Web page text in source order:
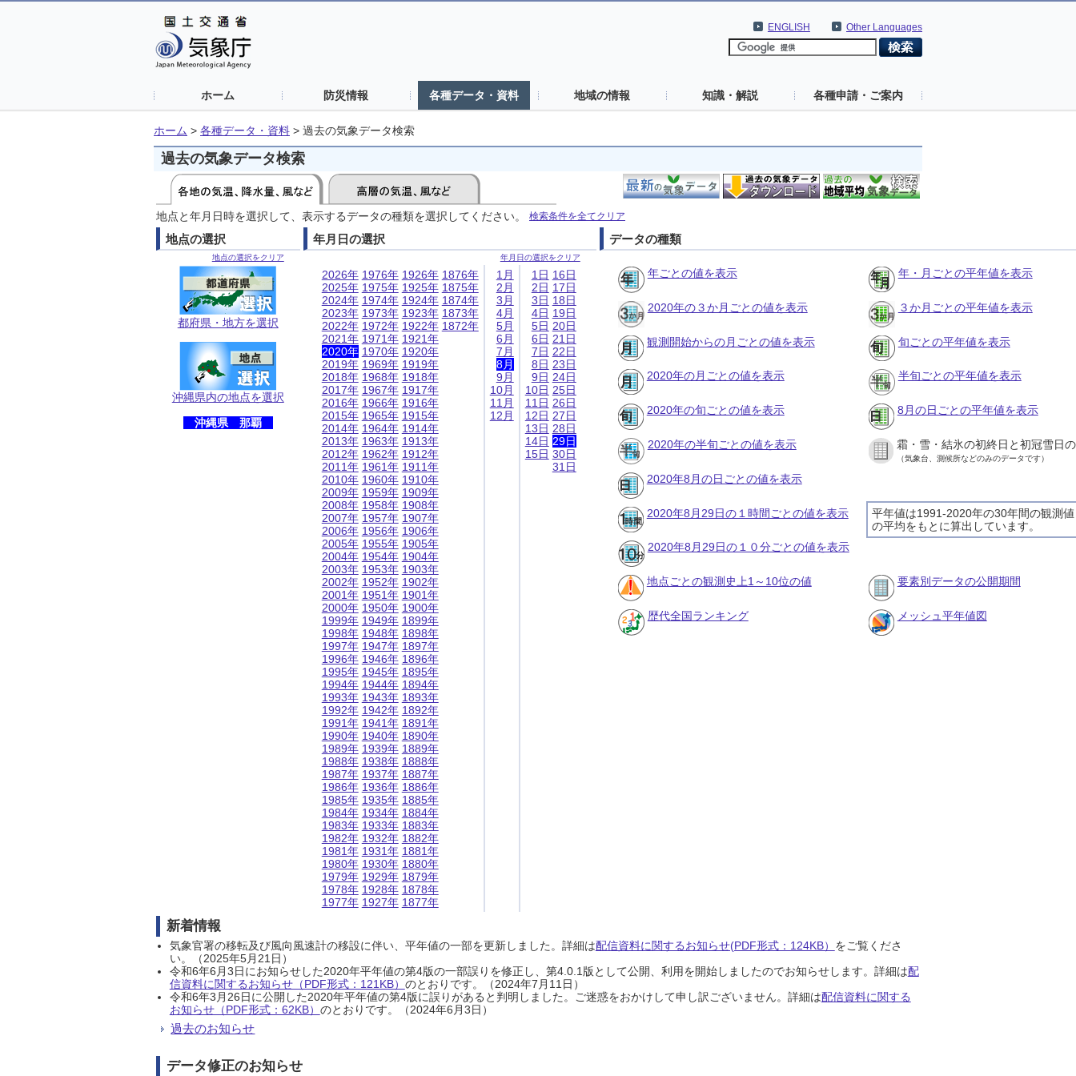
Other Languages
ENGLISH
ホーム 防災情報 各種データ・資料 地域の情報 知識・解説 各種申請・ご案内
ホーム > 各種データ・資料 > 過去の気象データ検索
過去の気象データ検索
地点と年月日時を選択して、表示するデータの種類を選択してください。 検索条件を全てクリア
地点の選択
地点の選択をクリア
都府県・地方を選択
沖縄県内の地点を選択
沖縄県 那覇
年月日の選択
年月日の選択をクリア
2026年
2025年
2024年
2023年
2022年
2021年
2020年
2019年
2018年
2017年
2016年
2015年
2014年
2013年
2012年
2011年
2010年
2009年
2008年
2007年
2006年
2005年
2004年
2003年
2002年
2001年
2000年
1999年
1998年
1997年
1996年
1995年
1994年
1993年
1992年
1991年
1990年
1989年
1988年
1987年
1986年
1985年
1984年
1983年
1982年
1981年
1980年
1979年
1978年
1977年
1976年
1975年
1974年
1973年
1972年
1971年
1970年
1969年
1968年
1967年
1966年
1965年
1964年
1963年
1962年
1961年
1960年
1959年
1958年
1957年
1956年
1955年
1954年
1953年
1952年
1951年
1950年
1949年
1948年
1947年
1946年
1945年
1944年
1943年
1942年
1941年
1940年
1939年
1938年
1937年
1936年
1935年
1934年
1933年
1932年
1931年
1930年
1929年
1928年
1927年
1926年
1925年
1924年
1923年
1922年
1921年
1920年
1919年
1918年
1917年
1916年
1915年
1914年
1913年
1912年
1911年
1910年
1909年
1908年
1907年
1906年
1905年
1904年
1903年
1902年
1901年
1900年
1899年
1898年
1897年
1896年
1895年
1894年
1893年
1892年
1891年
1890年
1889年
1888年
1887年
1886年
1885年
1884年
1883年
1882年
1881年
1880年
1879年
1878年
1877年
1876年
1875年
1874年
1873年
1872年
1月
2月
3月
4月
5月
6月
7月
8月
9月
10月
11月
12月
1日
2日
3日
4日
5日
6日
7日
8日
9日
10日
11日
12日
13日
14日
15日
16日
17日
18日
19日
20日
21日
22日
23日
24日
25日
26日
27日
28日
29日
30日
31日
データの種類
年ごとの値を表示 年・月ごとの平年値を表示
2020年の３か月ごとの値を表示 ３か月ごとの平年値を表示
観測開始からの月ごとの値を表示 旬ごとの平年値を表示
2020年の月ごとの値を表示 半旬ごとの平年値を表示
2020年の旬ごとの値を表示 8月の日ごとの平年値を表示
2020年の半旬ごとの値を表示 霜・雪・結氷の初終日と初冠雪日
（気象台、測候所などのみのデータです）
2020年8月の日ごとの値を表示
平年値は1991-2020年の30年間の観測値
の平均をもとに算出しています。
2020年8月29日の１時間ごとの値を表示
2020年8月29日の１０分ごとの値を表示
地点ごとの観測史上1～10位の値 要素別データの公開期間
歴代全国ランキング メッシュ平年値図
新着情報
気象官署の移転及び風向風速計の移設に伴い、平年値の一部を更新しました。詳細は配信資料に関するお知らせ(PDF形式：124KB） をご覧くださ
い。（2025年5月21日）
令和6年6月3日にお知らせした2020年平年値の第4版の一部誤りを修正し、第4.0.1版として公開、利用を開始しましたのでお知らせします。詳細は配
信資料に関するお知らせ（PDF形式：121KB） のとおりです。（2024年7月11日）
令和6年3月26日に公開した2020年平年値の第4版に誤りがあると判明しました。ご迷惑をおかけして申し訳ございません。詳細は配信資料に関する
お知らせ（PDF形式：62KB） のとおりです。（2024年6月3日）
過去のお知らせ
データ修正のお知らせ